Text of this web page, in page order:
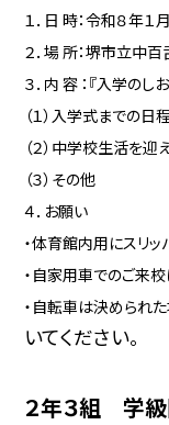
１．日 時：令和８年１
２．場 所：堺市立中
３．内 容 ：『入学のし
（１）入学式までの
（２）中学校生活を迎
（３）その他
４．お願い
・体育館内用にスリッ
・自家用車でのご来校
・自転車は決められ
いてください。
２年３組 学